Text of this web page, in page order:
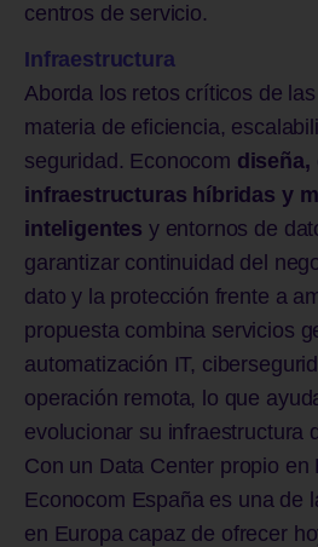
centros de servicio.
Infraestructura
Aborda los retos críticos de
materia de eficiencia,
seguridad. Econocom diseña,
infraestructuras híbridas y
inteligentes y entornos de
garantizar continuidad del
dato y la protección frente a
propuesta combina servicios
automatización IT,
operación remota, lo que
evolucionar su infraestructura
Con un Data Center propio en
Econocom España es una de
en Europa capaz de ofrecer